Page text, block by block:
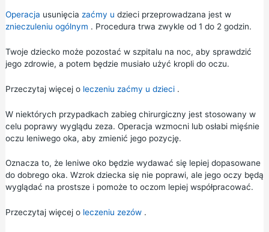
Operacja usunięcia zaćmy u dzieci przeprowadzana jest w
znieczuleniu ogólnym . Procedura trwa zwykle od 1 do 2 godzin.
Twoje dziecko może pozostać w szpitalu na noc, aby sprawdzić
jego zdrowie, a potem będzie musiało użyć kropli do oczu.
Przeczytaj więcej o leczeniu zaćmy u dzieci.
W niektórych przypadkach zabieg chirurgiczny jest stosowany w
celu poprawy wyglądu zeza. Operacja wzmocni lub osłabi mięśnie
oczu leniwego oka, aby zmienić jego pozycję.
Oznacza to, że leniwe oko będzie wydawać się lepiej dopasowane
do dobrego oka. Wzrok dziecka się nie poprawi, ale jego oczy będą
wyglądać na prostsze i pomoże to oczom lepiej współpracować.
Przeczytaj więcej o leczeniu zezów.